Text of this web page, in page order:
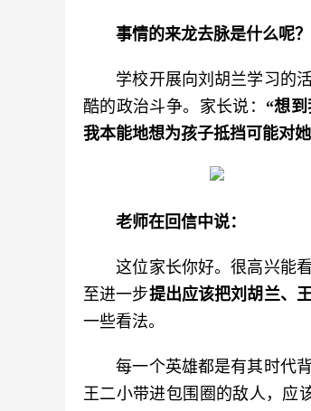
事情的来龙去脉是什么呢？
学校开展向刘胡兰学习的活
酷的政治斗争。家长说： “想
我本能地想为孩子抵挡可能对
老师在回信中说：
这位家长你好。很高兴能看
至进一步提出应该把刘胡兰、
一些看法。
每一个英雄都是有其时代背
王二小带进包围圈的敌人，应